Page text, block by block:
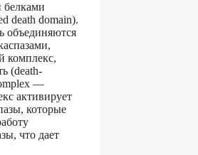
белками
death domain).
объединяются
комплекс,
(death-
—
активирует
которые
что дает